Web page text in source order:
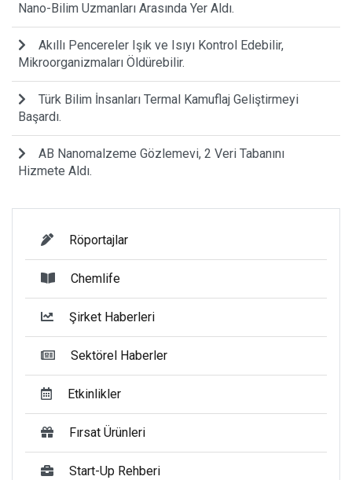
Nano-Bilim Uzmanları Arasında Yer Aldı.
Akıllı Pencereler Işık ve Isıyı Kontrol Edebilir,
Mikroorganizmaları Öldürebilir.
Türk Bilim İnsanları Termal Kamuflaj Geliştirmeyi
Başardı.
AB Nanomalzeme Gözlemevi, 2 Veri Tabanını
Hizmete Aldı.
Röportajlar
Chemlife
Şirket Haberleri
Sektörel Haberler
Etkinlikler
Fırsat Ürünleri
Start-Up Rehberi